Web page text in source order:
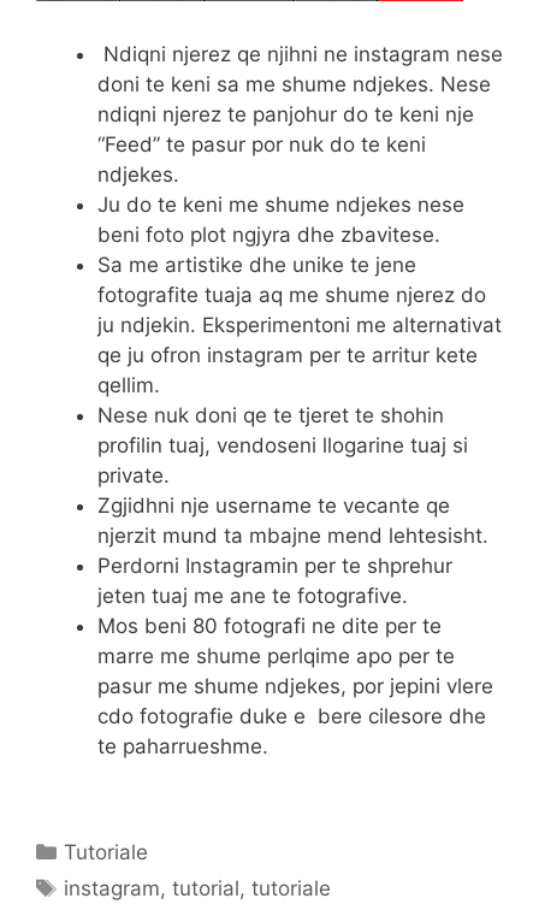
Ndiqni njerez qe njihni ne instagram nese
doni te keni sa me shume ndjekes. Nese
ndiqni njerez te panjohur do te keni nje
“Feed” te pasur por nuk do te keni
ndjekes.
Ju do te keni me shume ndjekes nese
beni foto plot ngjyra dhe zbavitese.
Sa me artistike dhe unike te jene
fotografite tuaja aq me shume njerez do
ju ndjekin. Eksperimentoni me alternativat
qe ju ofron instagram per te arritur kete
qellim.
Nese nuk doni qe te tjeret te shohin
profilin tuaj, vendoseni llogarine tuaj si
private.
Zgjidhni nje username te vecante qe
njerzit mund ta mbajne mend lehtesisht.
Perdorni Instagramin per te shprehur
jeten tuaj me ane te fotografive.
Mos beni 80 fotografi ne dite per te
marre me shume perlqime apo per te
pasur me shume ndjekes, por jepini vlere
cdo fotografie duke e bere cilesore dhe
te paharrueshme.
Categories
Tutoriale
Tags
instagram,tutorial,tutoriale